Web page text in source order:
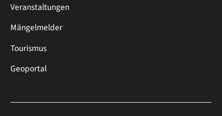
Veranstaltungen
Mängelmelder
Tourismus
Geoportal